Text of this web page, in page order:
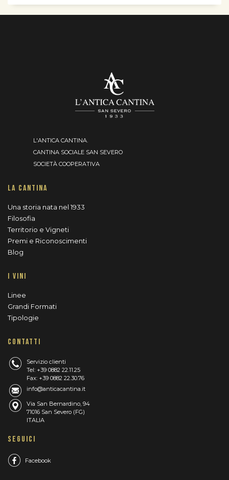
L'ANTICA CANTINA.
CANTINA SOCIALE SAN SEVERO
SOCIETÀ COOPERATIVA
LA CANTINA
Una storia nata nel 1933
Filosofia
Territorio e Vigneti
Premi e Riconoscimenti
Blog
I VINI
Linee
Grandi Formati
Tipologie
CONTATTI
Servizio clienti
Tel: +39 0882 22.11.25
Fax: +39 0882 22.30.76
info@anticacantina.it
Via San Bernardino, 94
71016 San Severo (FG)
ITALIA
SEGUICI
Facebook